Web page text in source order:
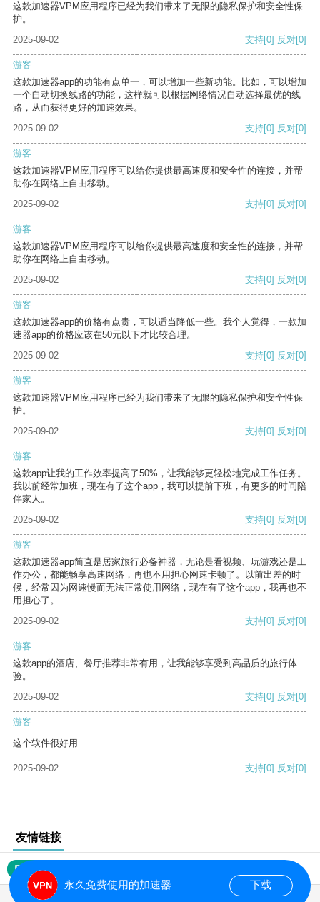
这款加速器VPM应用程序已经为我们带来了无限的隐私保护和安全性保
护。
2025-09-02
支持[0] 反对[0]
游客
这款加速器app的功能有点单一，可以增加一些新功能。比如，可以增加
一个自动切换线路的功能，这样就可以根据网络情况自动选择最优的线
路，从而获得更好的加速效果。
2025-09-02
支持[0] 反对[0]
游客
这款加速器VPM应用程序可以给你提供最高速度和安全性的连接，并帮
助你在网络上自由移动。
2025-09-02
支持[0] 反对[0]
游客
这款加速器VPM应用程序可以给你提供最高速度和安全性的连接，并帮
助你在网络上自由移动。
2025-09-02
支持[0] 反对[0]
游客
这款加速器app的价格有点贵，可以适当降低一些。我个人觉得，一款加
速器app的价格应该在50元以下才比较合理。
2025-09-02
支持[0] 反对[0]
游客
这款加速器VPM应用程序已经为我们带来了无限的隐私保护和安全性保
护。
2025-09-02
支持[0] 反对[0]
游客
这款app让我的工作效率提高了50%，让我能够更轻松地完成工作任务。
我以前经常加班，现在有了这个app，我可以提前下班，有更多的时间陪
伴家人。
2025-09-02
支持[0] 反对[0]
游客
这款加速器app简直是居家旅行必备神器，无论是看视频、玩游戏还是工
作办公，都能畅享高速网络，再也不用担心网速卡顿了。以前出差的时
候，经常因为网速慢而无法正常使用网络，现在有了这个app，我再也不
用担心了。
2025-09-02
支持[0] 反对[0]
游客
这款app的酒店、餐厅推荐非常有用，让我能够享受到高品质的旅行体
验。
2025-09-02
支持[0] 反对[0]
游客
这个软件很好用
2025-09-02 支持[0] 反对[0]
友情链接
网站地图
永久免费使用的加速器 下载